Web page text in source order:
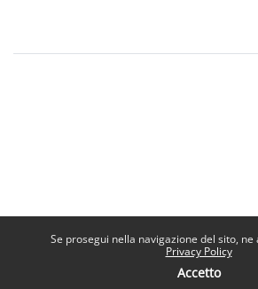
Se prosegui nella navigazione del sito,
Privacy Policy
Accetto